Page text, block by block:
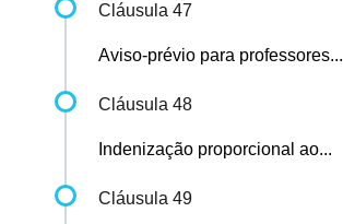
Cláusula 47
Aviso-prévio para professores...
Cláusula 48
Indenização proporcional ao...
Cláusula 49